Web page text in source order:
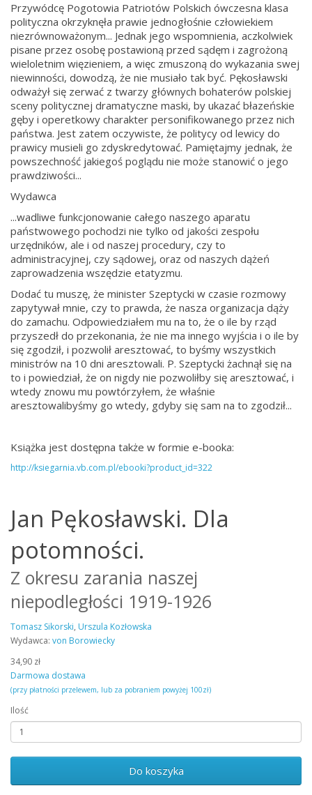
Przywódcę Pogotowia Patriotów Polskich ówczesna klasa
polityczna okrzyknęła prawie jednogłośnie człowiekiem
niezrównoważonym... Jednak jego wspomnienia, aczkolwiek
pisane przez osobę postawioną przed sądęm i zagrożoną
wieloletnim więzieniem, a więc zmuszoną do wykazania swej
niewinności, dowodzą, że nie musiało tak być. Pękosławski
odważył się zerwać z twarzy głównych bohaterów polskiej
sceny politycznej dramatyczne maski, by ukazać błazeńskie
gęby i operetkowy charakter personifikowanego przez nich
państwa. Jest zatem oczywiste, że politycy od lewicy do
prawicy musieli go zdyskredytować. Pamiętajmy jednak, że
powszechność jakiegoś poglądu nie może stanowić o jego
prawdziwości...
Wydawca
...wadliwe funkcjonowanie całego naszego aparatu
państwowego pochodzi nie tylko od jakości zespołu
urzędników, ale i od naszej procedury, czy to
administracyjnej, czy sądowej, oraz od naszych dążeń
zaprowadzenia wszędzie etatyzmu.
Dodać tu muszę, że minister Szeptycki w czasie rozmowy
zapytywał mnie, czy to prawda, że nasza organizacja dąży
do zamachu. Odpowiedziałem mu na to, że o ile by rząd
przyszedł do przekonania, że nie ma innego wyjścia i o ile by
się zgodził, i pozwolił aresztować, to byśmy wszystkich
ministrów na 10 dni aresztowali. P. Szeptycki żachnął się na
to i powiedział, że on nigdy nie pozwoliłby się aresztować, i
wtedy znowu mu powtórzyłem, że właśnie
aresztowalibyśmy go wtedy, gdyby się sam na to zgodził...
Książka jest dostępna także w formie e-booka:
http://ksiegarnia.vb.com.pl/ebooki?product_id=322
Jan Pękosławski. Dla
potomności.
Z okresu zarania naszej
niepodległości 1919-1926
Tomasz Sikorski, Urszula Kozłowska
Wydawca: von Borowiecky
34,90 zł
Darmowa dostawa
(przy płatności przelewem, lub za pobraniem powyżej 100zł)
Ilość
Do koszyka